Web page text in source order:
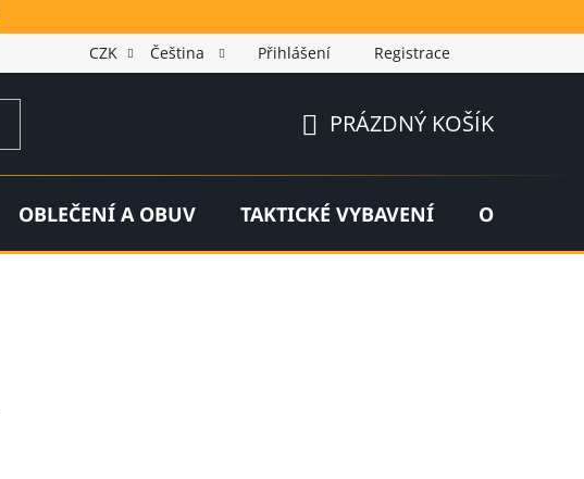
CZK Čeština Přihlášení Registrace
KOŠÍK
PRÁZDNÝ KOŠÍK
OBLEČENÍ A OBUV TAKTICKÉ VYBAVENÍ OUTDOOR